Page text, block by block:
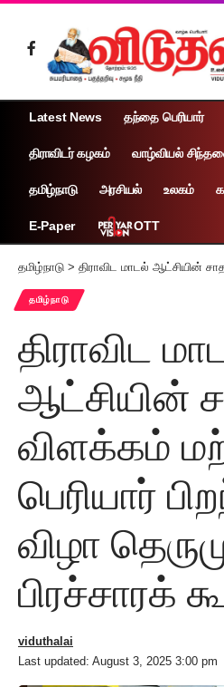
Latest News தந்தை பெரியார்
திராவிடர் கழகம் வாழ்வியல்
தமிழ்நாடு அரசியல் உலகம்
E-Paper OTT
தமிழ்நாடு > திராவிட மாடல் ஆட்சியின் சாதனை விளக்கம் மற்றும்
தமிழ்நாடு
திராவிட
ஆட்சியின்
விளக்கம்
பெரியார்
விழா
பிரச்சாரக்
Last updated: August 3, 2025 3:00 pm
viduthalai